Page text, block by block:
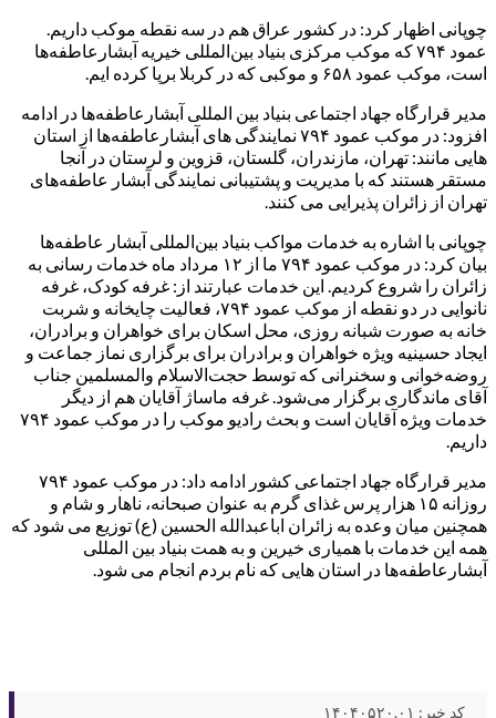
چوپانی اظهار کرد: در کشور عراق هم در سه نقطه موکب داریم.
عمود ۷۹۴ که موکب مرکزی بنیاد بین‌المللی خیریه آبشارعاطفه‌ها
است، موکب عمود ۶۵۸ و موکبی که در کربلا برپا کرده ایم.
مدیر قرارگاه جهاد اجتماعی بنیاد بین المللی آبشارعاطفه‌ها در ادامه
افزود: در موکب عمود ۷۹۴ نمایندگی های آبشارعاطفه‌ها از استان
هایی مانند: تهران، مازندران، گلستان، قزوین و لرستان در آنجا
مستقر هستند که با مدیریت و پشتیبانی نمایندگی آبشار عاطفه‌های
تهران از زائران پذیرایی می کنند.
چوپانی با اشاره به خدمات مواکب بنیاد بین‌المللی آبشار عاطفه‌ها
بیان کرد: در موکب عمود ۷۹۴ ما از ۱۲ مرداد ماه خدمات رسانی به
زائران را شروع کردیم. این خدمات عبارتند از: غرفه کودک، غرفه
نانوایی در دو نقطه از موکب عمود ۷۹۴، فعالیت چایخانه و شربت
خانه به صورت شبانه روزی، محل اسکان برای خواهران و برادران،
ایجاد حسینیه ویژه خواهران و برادران برای برگزاری نماز جماعت و
روضه‌خوانی و سخنرانی که توسط حجت‌الاسلام والمسلمین جناب
آقای ماندگاری برگزار می‌شود. غرفه ماساژ آقایان هم از دیگر
خدمات ویژه آقایان است و بحث رادیو موکب را در موکب عمود ۷۹۴
داریم.
مدیر قرارگاه جهاد اجتماعی کشور ادامه داد: در موکب عمود ۷۹۴
روزانه ۱۵ هزار پرس غذای گرم به عنوان صبحانه، ناهار و شام و
همچنین میان وعده به زائران اباعبدالله الحسین (ع) توزیع می شود که
همه این خدمات با همیاری خیرین و به همت بنیاد بین المللی
آبشارعاطفه‌ها در استان هایی که نام بردم انجام می شود.
کد خبر: ۱۴۰۴۰۵۲۰.۰۱